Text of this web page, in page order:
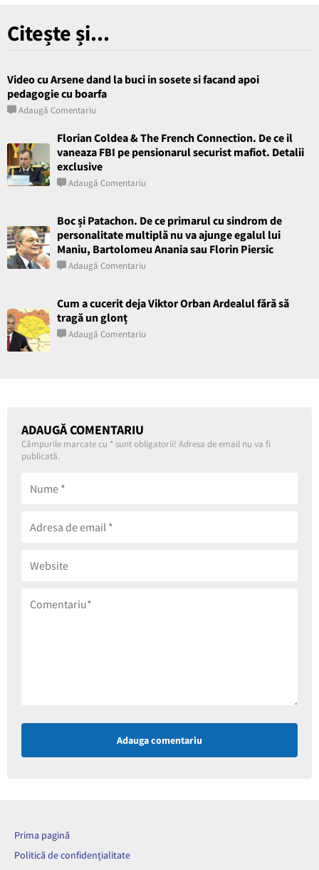
Citește și...
Video cu Arsene dand la buci in sosete si facand apoi
pedagogie cu boarfa
Adaugă Comentariu
Florian Coldea & The French Connection. De ce il
vaneaza FBI pe pensionarul securist mafiot. Detalii
exclusive
Adaugă Comentariu
Boc și Patachon. De ce primarul cu sindrom de
personalitate multiplă nu va ajunge egalul lui
Maniu, Bartolomeu Anania sau Florin Piersic
Adaugă Comentariu
Cum a cucerit deja Viktor Orban Ardealul fără să
tragă un glonț
Adaugă Comentariu
ADAUGĂ COMENTARIU
Câmpurile marcate cu *sunt obligatorii! Adresa de email nu va fi
publicată.
Adauga comentariu
Prima pagină
Politică de confidențialitate